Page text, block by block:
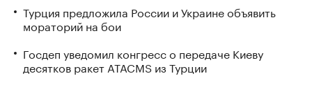
Турция предложила России и Украине объявить
мораторий на бои
Госдеп уведомил конгресс о передаче Киеву
десятков ракет ATACMS из Турции